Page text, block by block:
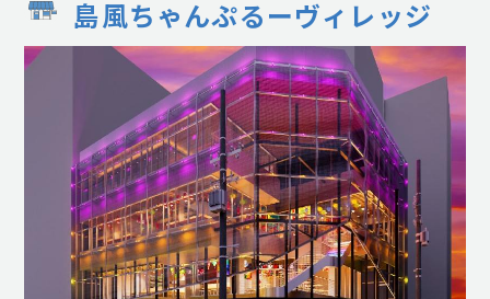
島風ちゃんぷるーヴィレッジ